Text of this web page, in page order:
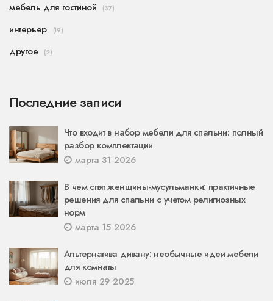
мебель для гостиной (37)
интерьер (19)
другое (2)
Последние записи
Что входит в набор мебели для спальни: полный
разбор комплектации
марта 31 2026
В чем спят женщины-мусульманки: практичные
решения для спальни с учетом религиозных
норм
марта 15 2026
Альтернатива дивану: необычные идеи мебели
для комнаты
июля 29 2025